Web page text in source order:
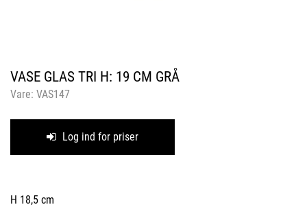
VASE GLAS TRI H: 19 CM GRÅ
Vare: VAS147
Log ind for priser
H 18,5 cm